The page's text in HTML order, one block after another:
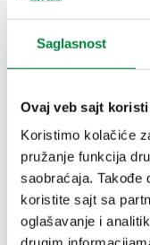
Saglasnost
Ovaj veb sajt
Koristimo kolačiće
pružanje funkcija
saobraćaja. Takođe
koristite sajt sa
oglašavanje i
CRTEŽI I
Broj dela Attacco 1
865420 G 1/2" A
3D modeli